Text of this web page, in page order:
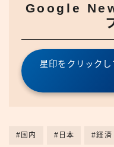
Google
星印をクリック
#国内 #日本 #経済